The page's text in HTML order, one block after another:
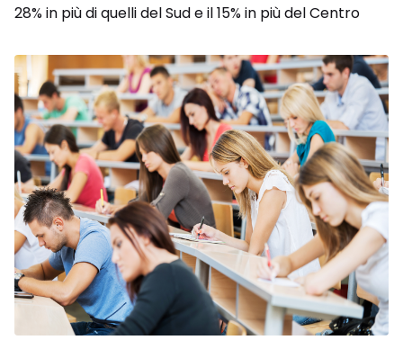
28% in più di quelli del Sud e il 15% in più del Centro